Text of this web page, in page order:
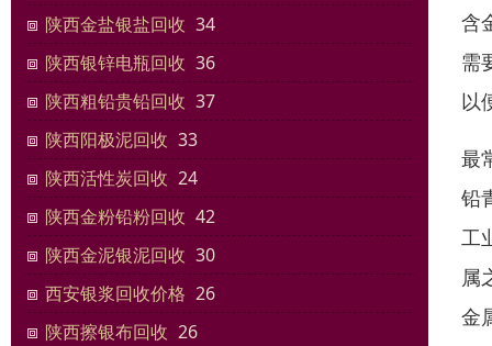
陕西金盐银盐回收 34
陕西银锌电瓶回收 36
陕西粗铅贵铅回收 37
陕西阳极泥回收 33
陕西活性炭回收 24
陕西金粉铅粉回收 42
陕西金泥银泥回收 30
西安银浆回收价格 26
陕西擦银布回收 26
含
需
以
最
铅
工
属
金